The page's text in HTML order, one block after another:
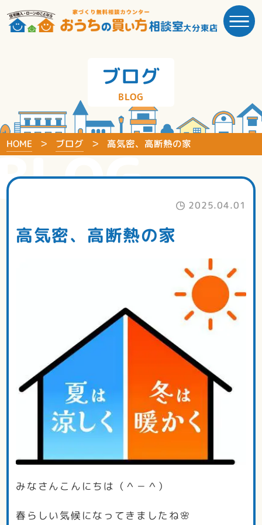
大分東店
ブログ
BLOG
HOME ブログ 高気密、高断熱の家
2025.04.01
高気密、高断熱の家
みなさんこんにちは（＾－＾）
春らしい気候になってきましたね🌸